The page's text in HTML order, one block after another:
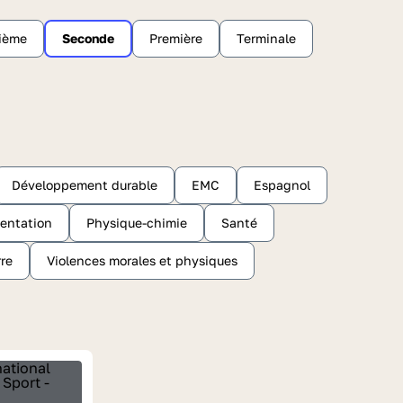
Seconde Première Terminale
Développement durable EMC Espagnol
Physique-chimie Santé
Violences morales et physiques